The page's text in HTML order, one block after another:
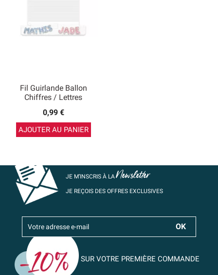
Fil Guirlande Ballon
Chiffres / Lettres
0,99 €
AJOUTER AU PANIER
JE M’INSCRIS À LANewsletter
JE REÇOIS DES OFFRES EXCLUSIVES
SUR VOTRE PREMIÈRE COMMANDE